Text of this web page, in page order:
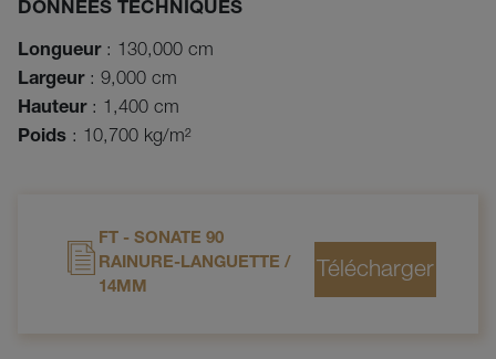
DONNÉES TECHNIQUES
Longueur: 130,000 cm
Largeur: 9,000 cm
Hauteur: 1,400 cm
Poids : 10,700 kg/m²
FT - SONATE 90
RAINURE-LANGUETTE /
14MM